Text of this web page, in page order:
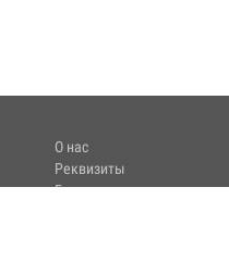
О нас
Реквизиты
Гарантия